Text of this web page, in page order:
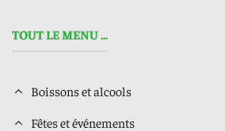
TOUT LE MENU ...
Boissons et alcools
Fêtes et événements